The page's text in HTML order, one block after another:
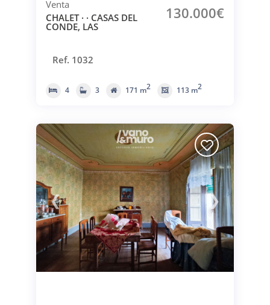
Venta
CHALET · · CASAS DEL
CONDE, LAS
130.000€
Ref. 1032
4 3 171 m2 113 m2
❮ ❯